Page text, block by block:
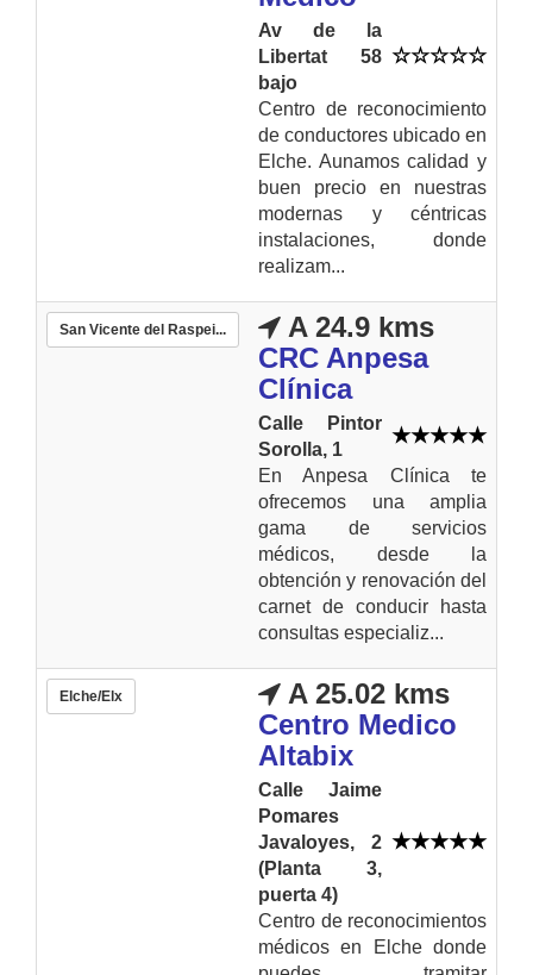
Av de la
Libertat 58
bajo
Centro de reconocimiento
de conductores ubicado en
Elche. Aunamos calidad y
buen precio en nuestras
modernas y céntricas
instalaciones, donde
realizam...
San Vicente del Raspei...
A 24.9 kms
CRC Anpesa
Clínica
Calle Pintor
Sorolla, 1
En Anpesa Clínica te
ofrecemos una amplia
gama de servicios
médicos, desde la
obtención y renovación del
carnet de conducir hasta
consultas especializ...
Elche/Elx
A 25.02 kms
Centro Medico
Altabix
Calle Jaime
Pomares
Javaloyes, 2
(Planta 3,
puerta 4)
Centro de reconocimientos
médicos en Elche donde